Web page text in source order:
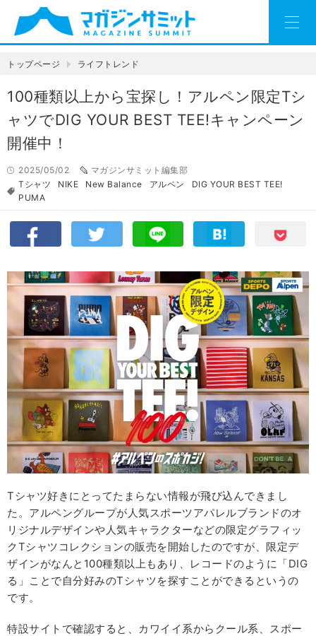
トップページ ライフトレンド
100種類以上から宝探し！アルペン限定Tシ
ャツでDIG YOUR BEST TEE!キャンペーン
開催中！
2025/05/02
マガジンサミット編集部
Tシャツ
NIKE New Balance アルペン
DIG YOUR BEST TEE!
PUMA
Tシャツ好きにとってたまらない情報が飛び込んできまし
た。アルペングループが人気スポーツアパレルブランドのオ
リジナルデザインや人気キャラクターなどの限定グラフィッ
クTシャツコレクションの販売を開始したのですが、限定デ
ザインがなんと100種類以上もあり、レコードのように「DIG
る」ことで自分好みのTシャツを探すことができるというの
です。
特設サイトで確認すると、カワイイ系からクール系、スポー